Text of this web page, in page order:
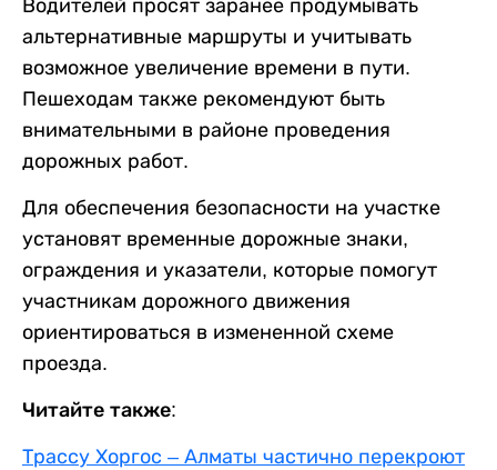
Водителей просят заранее продумывать
альтернативные маршруты и учитывать
возможное увеличение времени в пути.
Пешеходам также рекомендуют быть
внимательными в районе проведения
дорожных работ.
Для обеспечения безопасности на участке
установят временные дорожные знаки,
ограждения и указатели, которые помогут
участникам дорожного движения
ориентироваться в измененной схеме
проезда.
Читайте также:
Трассу Хоргос – Алматы частично перекроют